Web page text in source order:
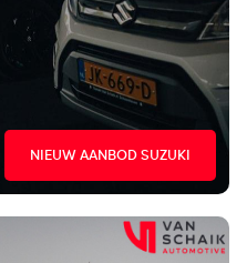
NIEUW AANBOD SUZUKI